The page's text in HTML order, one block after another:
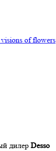
of flowers
дилер Desso